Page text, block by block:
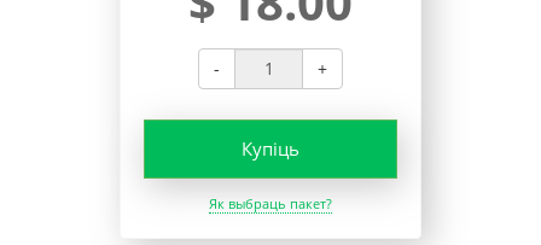
- +
Купіць
Як выбраць пакет?